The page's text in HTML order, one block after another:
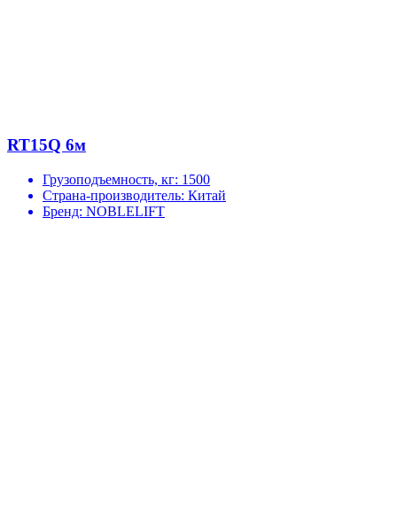
RT15Q 6м
Грузоподъемность, кг: 1500
Страна-производитель: Китай
Бренд: NOBLELIFT